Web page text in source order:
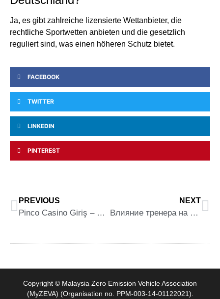
Ja, es gibt zahlreiche lizensierte Wettanbieter, die
rechtliche Sportwetten anbieten und die gesetzlich
reguliert sind, was einen höheren Schutz bietet.
FACEBOOK
TWITTER
LINKEDIN
PINTEREST
PREVIOUS
Pinco Casino Giriş – Sizi Gözləyən Ən Yaxşı Oyunlar
NEXT
Влияние тренера на получение одной победы
Copyright © Malaysia Zero Emission Vehicle Association
(MyZEVA) (Organisation no. PPM-003-14-01122021).